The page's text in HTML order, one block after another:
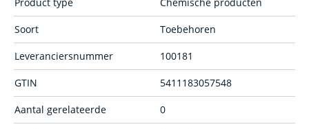
Product type Chemische producten
Soort Toebehoren
Leveranciersnummer 100181
GTIN 5411183057548
Aantal gerelateerde 0